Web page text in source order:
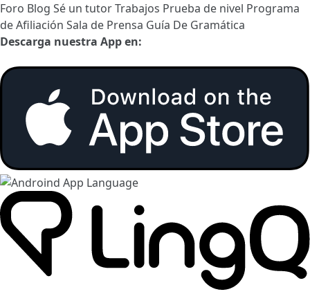
Foro Blog Sé un tutorTrabajos Prueba de nivel Programa
de Afiliación Sala de Prensa Guía De Gramática
Descarga nuestra App en: